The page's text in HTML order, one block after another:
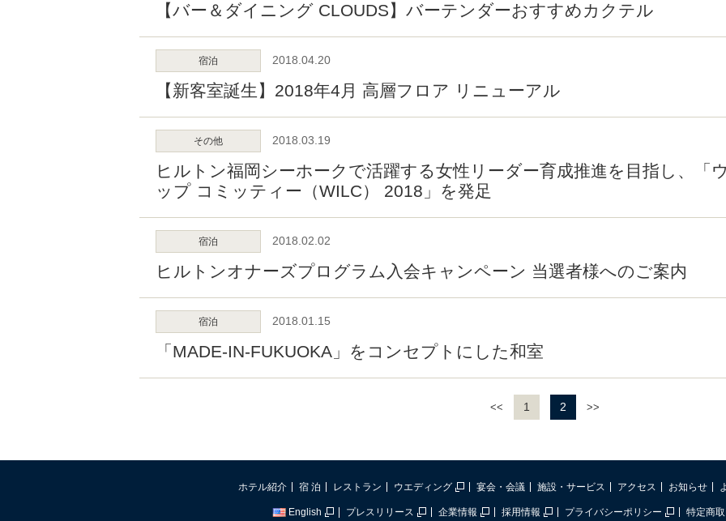
【バー＆ダイニング CLOUDS】バーテンダーおすすめカクテル
宿泊 2018.04.20
【新客室誕生】2018年4月 高層フロア リニューアル
その他 2018.03.19
ヒルトン福岡シーホークで活躍する女性リーダー育成推進を目指し、「
ップ コミッティー（WILC） 2018」を発足
宿泊 2018.02.02
ヒルトンオナーズプログラム入会キャンペーン 当選者様へのご案内
宿泊 2018.01.15
「MADE-IN-FUKUOKA」をコンセプトにした和室
<< 1 2 >>
ホテル紹介 宿 泊 レストラン ウエディング 宴会・会議 施設・サービス アクセス お知らせ
English プレスリリース 企業情報 採用情報 プライバシーポリシー 特定商